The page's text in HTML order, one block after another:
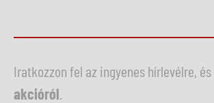
Iratkozzon fel az ingyenes hírlevélre, és
akcióról